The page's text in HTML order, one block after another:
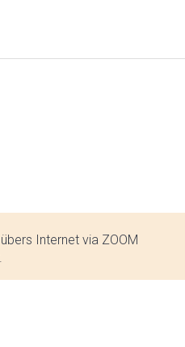
übers Internet via ZOOM